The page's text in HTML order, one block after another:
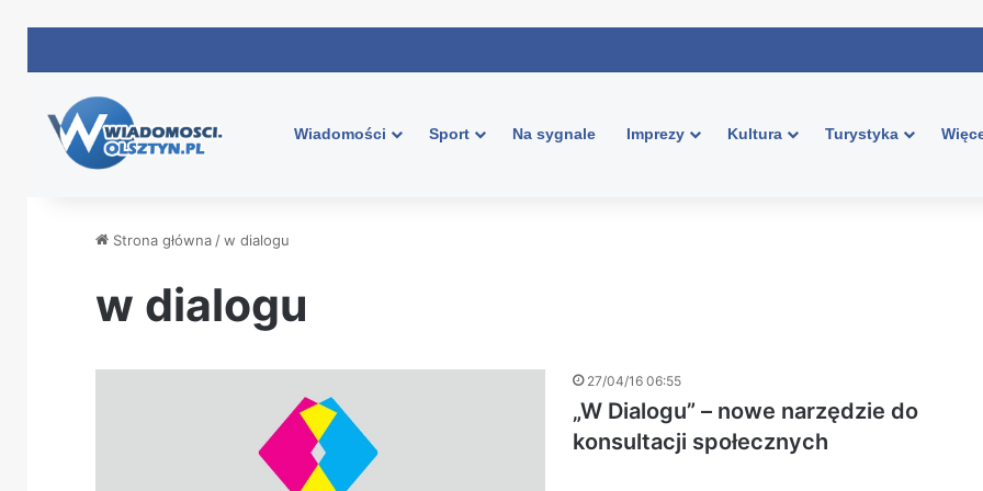
Wiadomości Sport Na sygnale Imprezy Kultura Turystyka
Strona główna /w dialogu
w dialogu
27/04/16 06:55
„W Dialogu” – nowe narzędzie do
konsultacji społecznych